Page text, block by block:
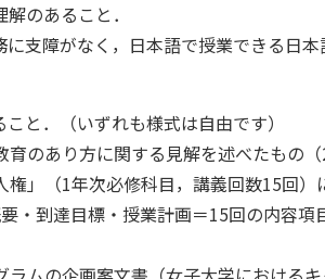
のあること．
支障がなく，日本語で授業できる日本
と．（いずれも様式は自由です）
のあり方に関する見解を述べたもの（
」（1年次必修科目，講義回数15回
・到達目標・授業計画＝15回の内容